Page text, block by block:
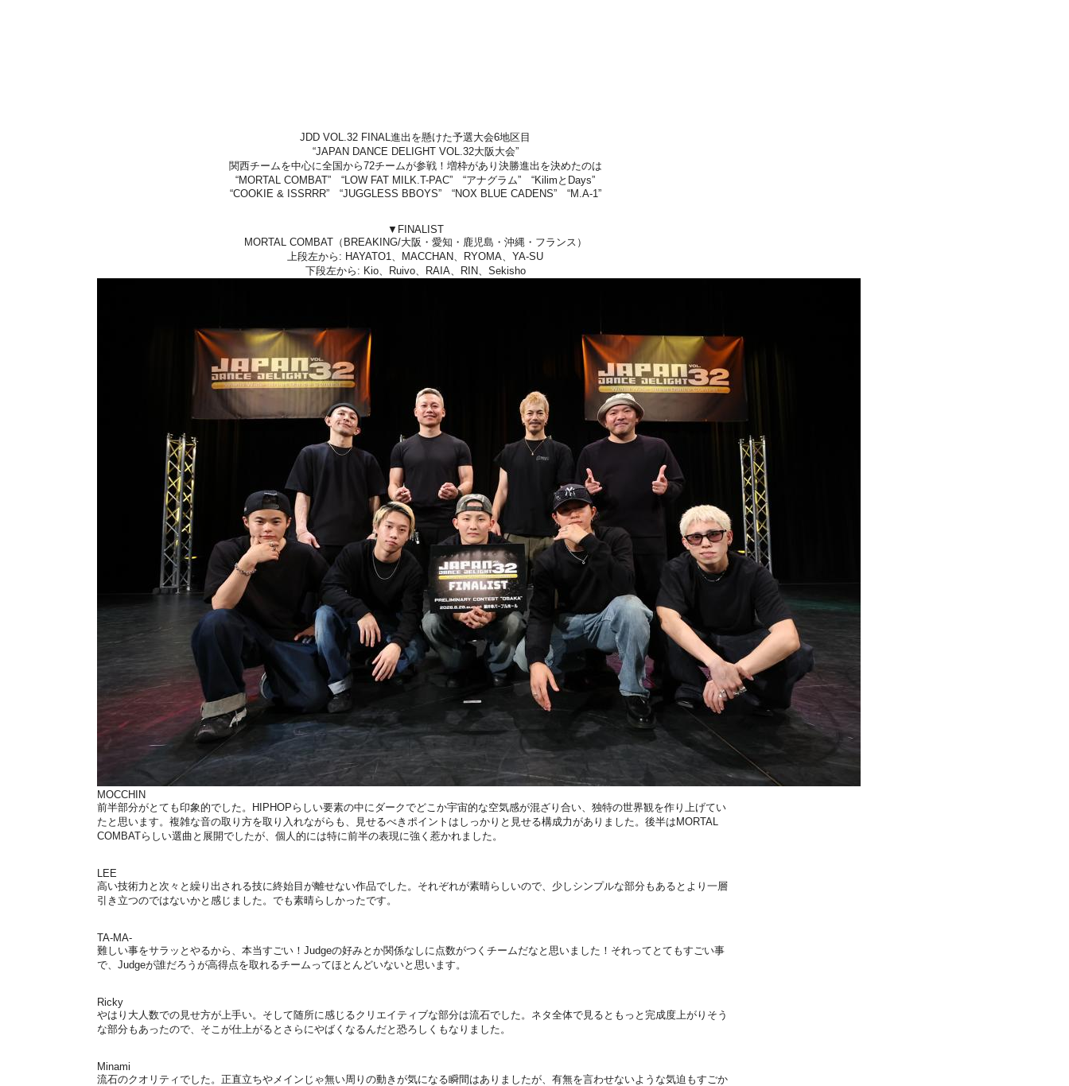
JDD VOL.32 FINAL進出を懸けた予選大会6地区目
“JAPAN DANCE DELIGHT VOL.32大阪大会”
関西チームを中心に全国から72チームが参戦！増枠があり決勝進出を決めたのは
“MORTAL COMBAT” “LOW FAT MILK.T-PAC” “アナグラム” “KilimとDays”
“COOKIE & ISSRRR” “JUGGLESS BBOYS” “NOX BLUE CADENS” “M.A-1”
▼FINALIST
MORTAL COMBAT（BREAKING/大阪・愛知・鹿児島・沖縄・フランス）
上段左から: HAYATO1、MACCHAN、RYOMA、YA-SU
下段左から: Kio、Ruivo、RAIA、RIN、Sekisho
MOCCHIN
前半部分がとても印象的でした。HIPHOPらしい要素の中にダークでどこか宇宙的な空気感が混ざり合い、独特の世界観を作り上げてい
たと思います。複雑な音の取り方を取り入れながらも、見せるべきポイントはしっかりと見せる構成力がありました。後半はMORTAL
COMBATらしい選曲と展開でしたが、個人的には特に前半の表現に強く惹かれました。
LEE
高い技術力と次々と繰り出される技に終始目が離せない作品でした。それぞれが素晴らしいので、少しシンプルな部分もあるとより一層
引き立つのではないかと感じました。でも素晴らしかったです。
TA-MA-
難しい事をサラッとやるから、本当すごい！Judgeの好みとか関係なしに点数がつくチームだなと思いました！それってとてもすごい事
で、Judgeが誰だろうが高得点を取れるチームってほとんどいないと思います。
Ricky
やはり大人数での見せ方が上手い。そして随所に感じるクリエイティブな部分は流石でした。ネタ全体で見るともっと完成度上がりそう
な部分もあったので、そこが仕上がるとさらにやばくなるんだと恐ろしくもなりました。
Minami
流石のクオリティでした。正直立ちやメインじゃ無い周りの動きが気になる瞬間はありましたが、有無を言わせないような気迫もすごか